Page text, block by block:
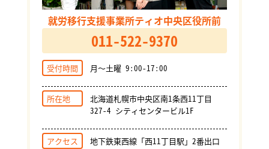
就労移行支援事業所ティオ中央区役所前
011-522-9370
受付時間 月～土曜 9:00-17:00
所在地
北海道札幌市中央区南1条西11丁目
327-4 シティセンタービル1F
アクセス
地下鉄東西線「西11丁目駅」2番出口